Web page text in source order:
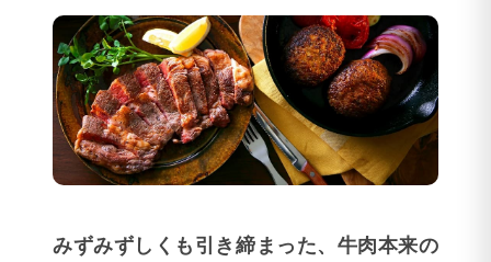
みずみずしくも引き締まった、牛肉本来の